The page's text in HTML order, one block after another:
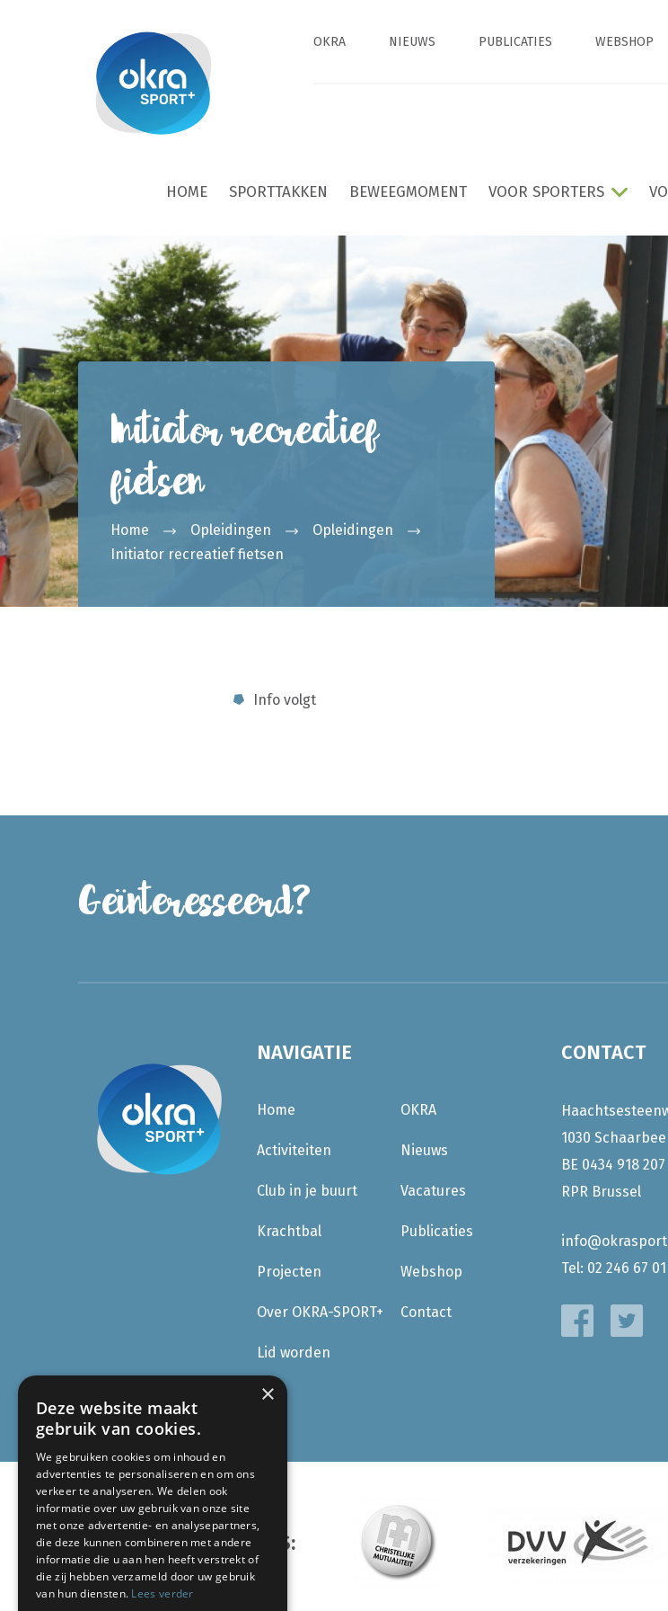
OKRA NIEUWS PUBLICATIES WEBSHOP
HOME SPORTTAKKEN BEWEEGMOMENT VOOR SPORTERS
Initiator recreatief
fietsen
Home Opleidingen
Opleidingen
Initiator recreatief fietsen
Info volgt
Geïnteresseerd?
NAVIGATIE
Home
Activiteiten
Club in je buurt
Krachtbal
Projecten
Over OKRA-SPORT+
Lid worden
OKRA
Nieuws
Vacatures
Publicaties
Webshop
Contact
CONTACT
1030
BE 0434 918 207
RPR Brussel
Tel: 02 246 67 01
ONZE PARTNERS:
×
Deze website maakt
gebruik van cookies.
We gebruiken cookies om inhoud en
advertenties te personaliseren en om ons
verkeer te analyseren. We delen ook
informatie over uw gebruik van onze site
met onze advertentie- en analysepartners,
die deze kunnen combineren met andere
informatie die u aan hen heeft verstrekt of
die zij hebben verzameld door uw gebruik
van hun diensten. Lees verder